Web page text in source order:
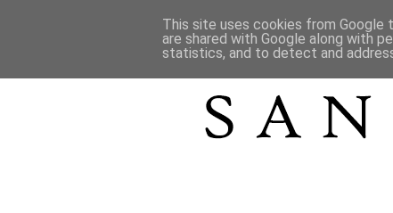
This site uses cookies from Google
are shared with Google along with
statistics, and to detect and